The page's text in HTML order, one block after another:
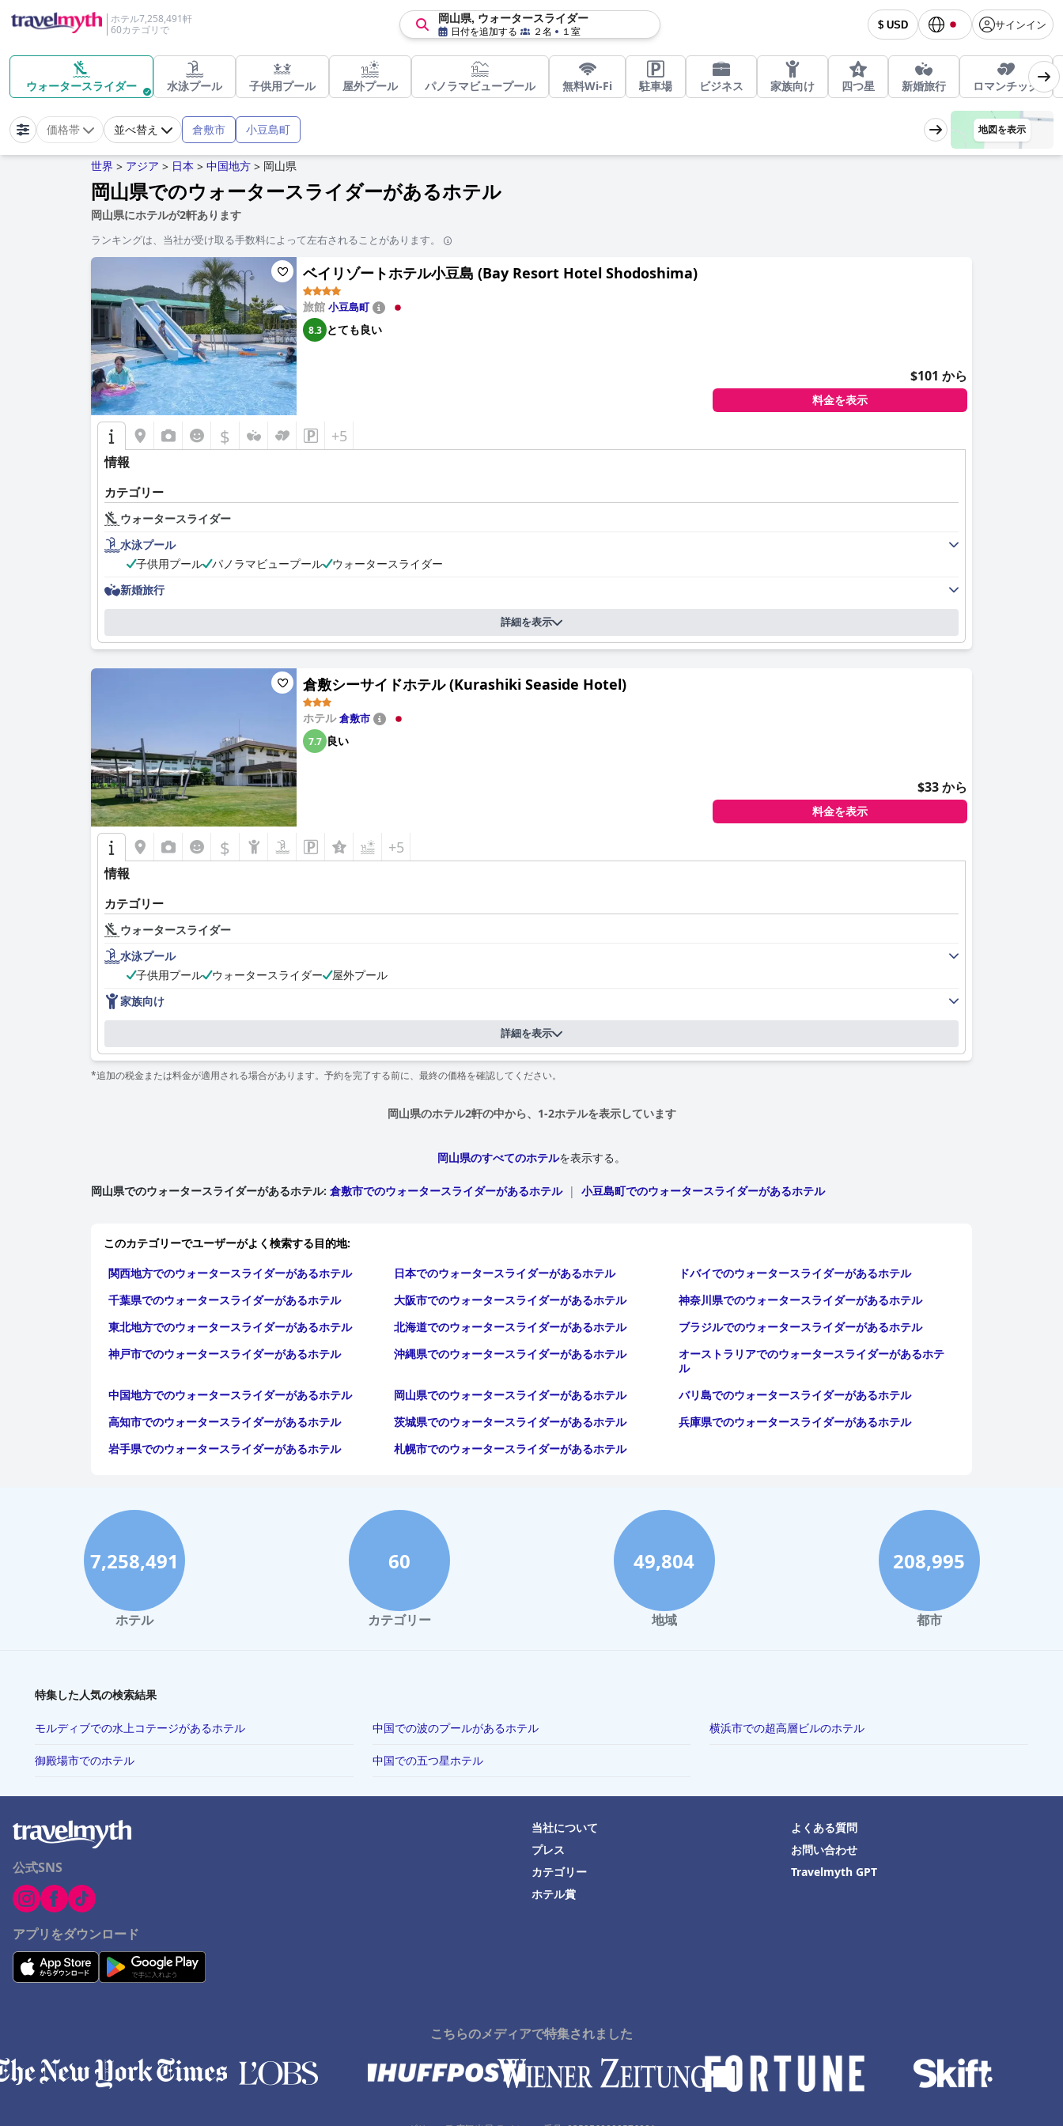
ホテル7,258,491軒
60カテゴリで
$ USD サインイン
岡山県, ウォータースライダー
日付を追加する ２名 １室
ウォータースライダー 水泳プール 子供用プール 屋外プール パノラマビュープール 無料Wi-Fi 駐車場 ビジネス 家族向け 四つ星 新婚旅行 ロマンチック
価格帯 並べ替え 倉敷市 小豆島町 地図を表示
世界 > アジア > 日本 > 中国地方 > 岡山県
岡山県でのウォータースライダーがあるホテル
岡山県にホテルが2軒あります
ランキングは、当社が受け取る手数料によって左右されることがあります。
ベイリゾートホテル小豆島 (Bay Resort Hotel Shodoshima)
旅館 小豆島町
8.3 とても良い
$101 から
料金を表示
$ +5
情報
カテゴリー
ウォータースライダー
水泳プール
子供用プール
パノラマビュープール
ウォータースライダー
新婚旅行
詳細を表示
倉敷シーサイドホテル (Kurashiki Seaside Hotel)
ホテル倉敷市
7.7 良い
$33 から
料金を表示
$ +5
情報
カテゴリー
ウォータースライダー
水泳プール
子供用プール
ウォータースライダー
屋外プール
家族向け
詳細を表示
*追加の税金または料金が適用される場合があります。予約を完了する前に、最終の価格を確認してください。
岡山県のホテル2軒の中から、1-2ホテルを表示しています
岡山県のすべてのホテルを表示する。
岡山県でのウォータースライダーがあるホテル: 倉敷市でのウォータースライダーがあるホテル | 小豆島町でのウォータースライダーがあるホテル
このカテゴリーでユーザーがよく検索する目的地:
関西地方でのウォータースライダーがあるホテル
日本でのウォータースライダーがあるホテル
ドバイでのウォータースライダーがあるホテル
千葉県でのウォータースライダーがあるホテル
大阪市でのウォータースライダーがあるホテル
神奈川県でのウォータースライダーがあるホテル
東北地方でのウォータースライダーがあるホテル
北海道でのウォータースライダーがあるホテル
ブラジルでのウォータースライダーがあるホテル
神戸市でのウォータースライダーがあるホテル
沖縄県でのウォータースライダーがあるホテル
オーストラリアでのウォータースライダーがあるホテ
ル
中国地方でのウォータースライダーがあるホテル
岡山県でのウォータースライダーがあるホテル
バリ島でのウォータースライダーがあるホテル
高知市でのウォータースライダーがあるホテル
茨城県でのウォータースライダーがあるホテル
兵庫県でのウォータースライダーがあるホテル
岩手県でのウォータースライダーがあるホテル
札幌市でのウォータースライダーがあるホテル
7,258,491
ホテル
60
カテゴリー
49,804
地域
208,995
都市
特集した人気の検索結果
モルディブでの水上コテージがあるホテル 中国での波のプールがあるホテル 横浜市での超高層ビルのホテル
御殿場市でのホテル 中国での五つ星ホテル
公式SNS
アプリをダウンロード
当社について
プレス
カテゴリー
ホテル賞
よくある質問
お問い合わせ
Travelmyth GPT
こちらのメディアで特集されました